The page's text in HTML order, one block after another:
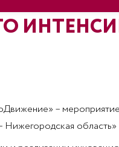
–
область»